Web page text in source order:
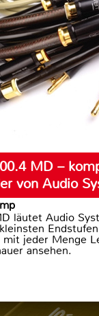
MD –
von Audio
läutet Audio
mit jeder Menge
ansehen.